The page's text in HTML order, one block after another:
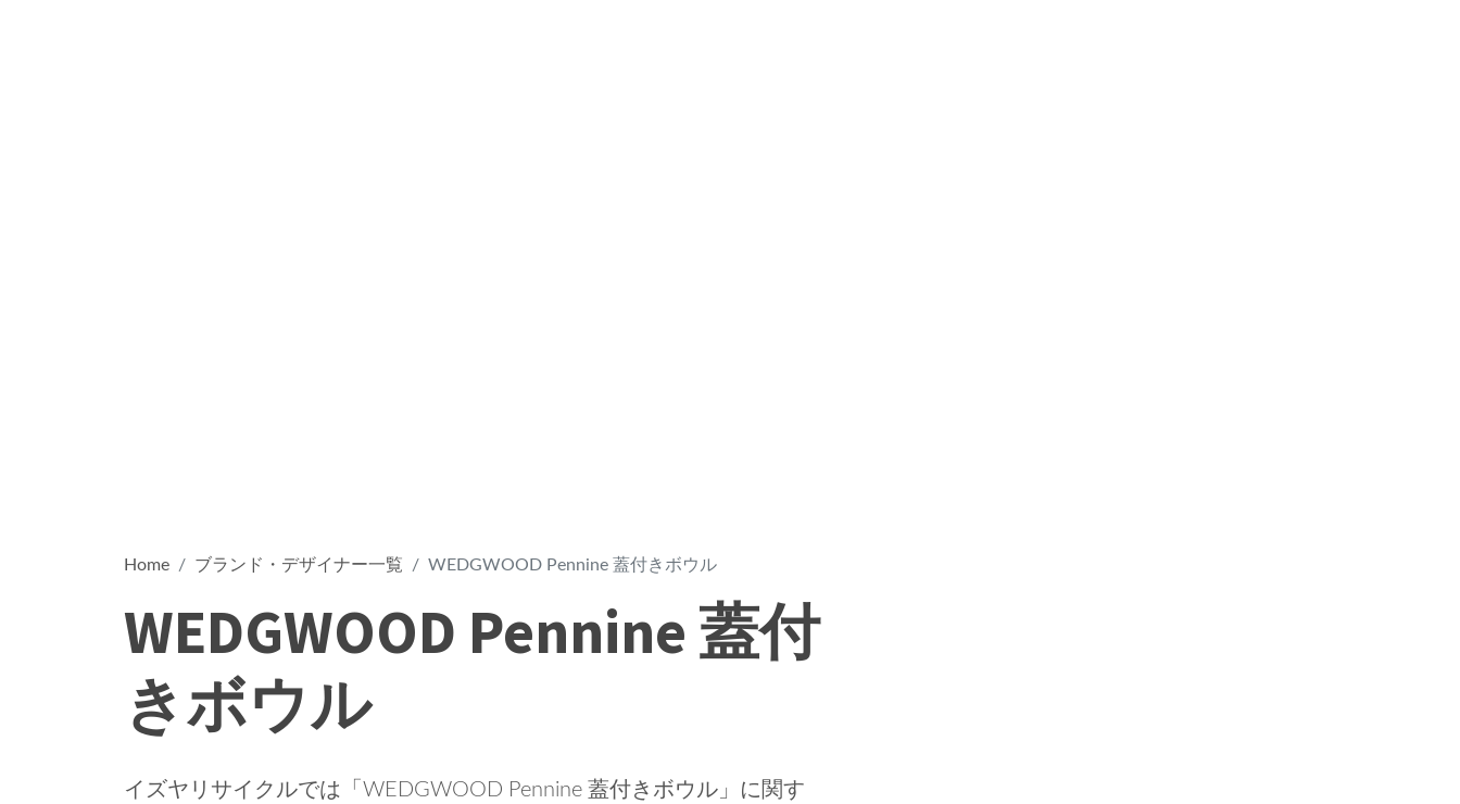
Home ブランド・デザイナー一覧 WEDGWOOD Pennine 蓋付きボウル
WEDGWOOD Pennine 蓋付
きボウル
イズヤリサイクルでは「WEDGWOOD Pennine 蓋付きボウル」に関す